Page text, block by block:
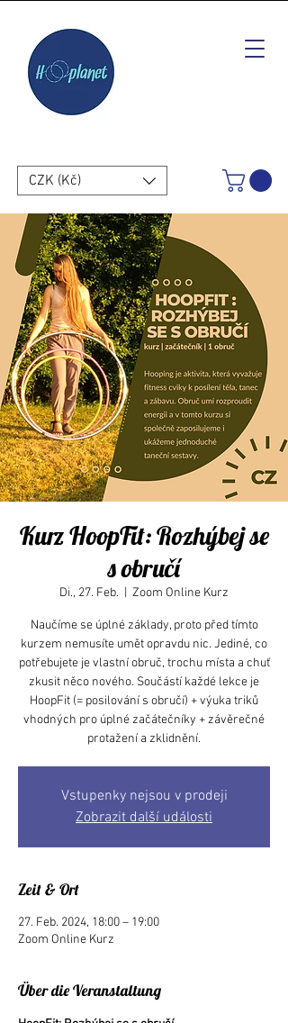
CZK (Kč)
Kurz HoopFit: Rozhýbej se
s obručí
Di., 27. Feb. Zoom Online Kurz
Naučíme se úplné základy, proto před tímto
kurzem nemusíte umět opravdu nic. Jediné, co
potřebujete je vlastní obruč, trochu místa a chuť
zkusit něco nového. Součástí každé lekce je
HoopFit (= posilování s obručí) + výuka triků
vhodných pro úplné začátečníky + závěrečné
protažení a zklidnění.
Vstupenky nejsou v prodeji
Zobrazit další události
Zeit & Ort
27. Feb. 2024, 18:00 – 19:00
Zoom Online Kurz
Über die Veranstaltung